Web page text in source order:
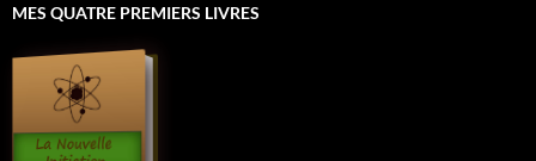
MES QUATRE PREMIERS LIVRES